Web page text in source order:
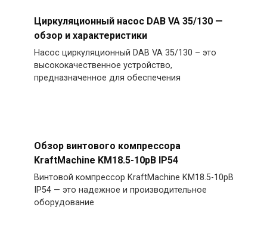
Циркуляционный насос DAB VA 35/130 —
обзор и характеристики
Насос циркуляционный DAB VA 35/130 – это
высококачественное устройство,
предназначенное для обеспечения
Обзор винтового компрессора
KraftMachine KM18.5-10рВ IP54
Винтовой компрессор KraftMachine KM18.5-10рВ
IP54 — это надежное и производительное
оборудование